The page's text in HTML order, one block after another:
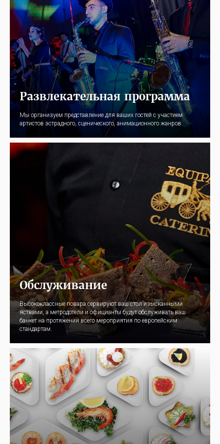
Развлекательная программа
Мы организуем представление для ваших гостей с участием
артистов эстрадного, сценического, анимационного жанров.
Обслуживание
Высококлассные повара сервируют ваш стол изысканными
яствами, а метродотели и официанты будут обслуживать ваш
банкет на протяжении всего мероприятия по европейским
стандартам.